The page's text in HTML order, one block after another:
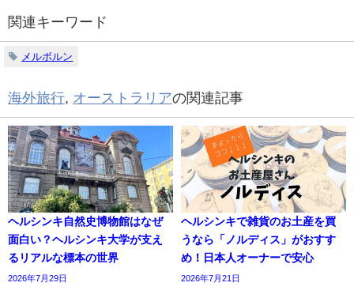
関連キーワード
メルボルン
海外旅行, オーストラリアの関連記事
ヘルシンキ自然史博物館はなぜ
面白い？ヘルシンキ大学が支え
るリアルな標本の世界
2026年7月29日
ヘルシンキで雑貨のお土産を買
うなら「ノルディス」がおすす
め！日本人オーナーで安心
2026年7月21日